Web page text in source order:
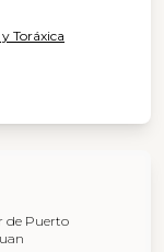
Toráxica
de Puerto